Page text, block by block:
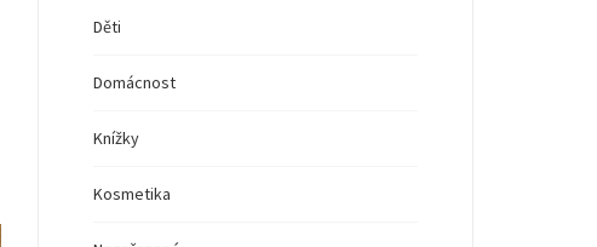
Děti
Domácnost
Knížky
Kosmetika